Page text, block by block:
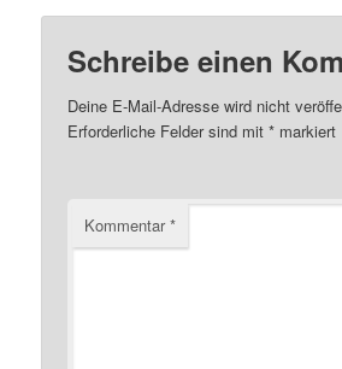
Schreibe einen
Deine E-Mail-Adresse wird nicht
Erforderliche Felder sind mit* markiert
Kommentar*